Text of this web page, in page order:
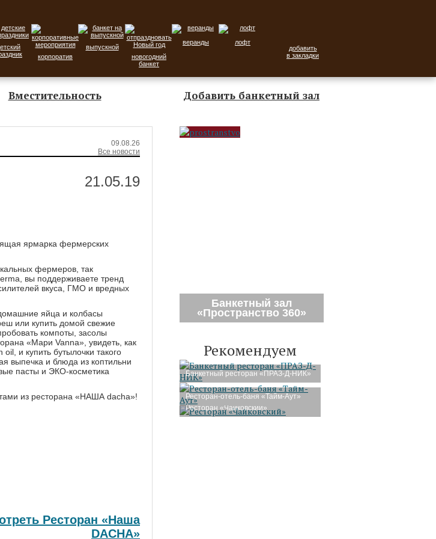
корпоратив
выпускной
новогодний
банкет
веранды
лофт
добавить
в закладки
Вместительность Добавить банкетный зал
09.08.26
Все новости
21.05.19
ярмарка фермерских
фермеров, так
вы поддерживаете тренд
вкуса, ГМО и вредных
яйца и колбасы
или купить домой свежие
компоты, засолы
«Мари Vanna», увидеть, как
и купить бутылочки такого
выпечка и блюда из коптильни
пасты и ЭКО-косметика
из ресторана «НАША dacha»!
Ресторан «Наша
DACHA»
Банкетный зал
«Пространство 360»
Рекомендуем
Банкетный ресторан «ПРАЗ-Д-НИК»
Ресторан-отель-баня «Тайм-Аут»
Ресторан «Чайковский»